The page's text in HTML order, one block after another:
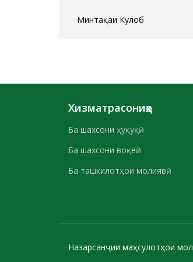
Минтақаи Кулоб
Хизматрасониҳо
Ба шахсони ҳуқуқӣ
Ба шахсони воқеӣ
Ба ташкилотҳои молиявӣ
Назарсанҷии маҳсулотҳои